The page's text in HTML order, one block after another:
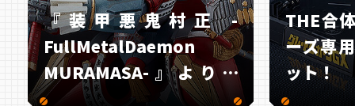
『装甲悪鬼村正 -
FullMetalDaemon
MURAMASA-』より、
「三世勢州千子右衛門尉
THE合
ーズ専
ット！